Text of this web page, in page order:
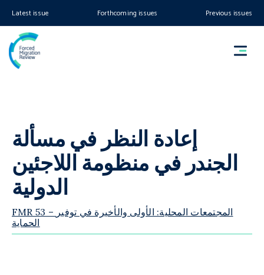
Latest issue Forthcoming issues Previous issues
إعادة النظر في مسألة
الجندر في منظومة اللاجئين
الدولية
FMR 53 – المجتمعات المحلية: الأولى والأخيرة في توفير
الحماية